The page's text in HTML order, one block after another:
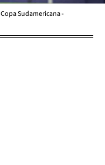
Sudamericana -